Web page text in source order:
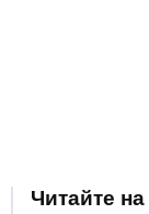
Читайте